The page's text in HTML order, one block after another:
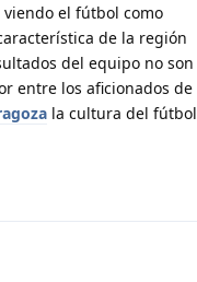
el fútbol como
de la región
del equipo no son
entre los aficionados de
la cultura del fútbol